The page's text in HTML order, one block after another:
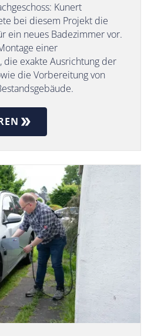
Kunert
bei diesem Projekt die
ein neues Badezimmer vor.
einer
die exakte Ausrichtung der
die Vorbereitung von